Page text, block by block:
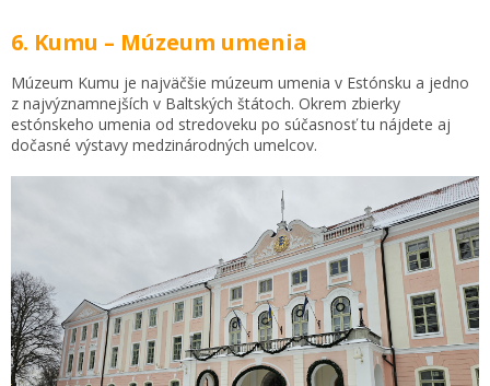
6. Kumu – Múzeum umenia
Múzeum Kumu je najväčšie múzeum umenia v Estónsku a jedno
z najvýznamnejších v Baltských štátoch. Okrem zbierky
estónskeho umenia od stredoveku po súčasnosť tu nájdete aj
dočasné výstavy medzinárodných umelcov.